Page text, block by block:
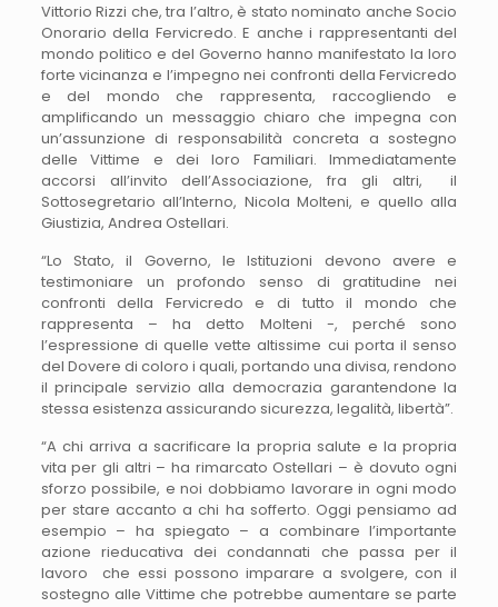
Vittorio Rizzi che, tra l’altro, è stato nominato anche Socio
Onorario della Fervicredo. E anche i rappresentanti del
mondo politico e del Governo hanno manifestato la loro
forte vicinanza e l’impegno nei confronti della Fervicredo
e del mondo che rappresenta, raccogliendo e
amplificando un messaggio chiaro che impegna con
un’assunzione di responsabilità concreta a sostegno
delle Vittime e dei loro Familiari. Immediatamente
accorsi all’invito dell’Associazione, fra gli altri, il
Sottosegretario all’Interno, Nicola Molteni, e quello alla
Giustizia, Andrea Ostellari.
“Lo Stato, il Governo, le Istituzioni devono avere e
testimoniare un profondo senso di gratitudine nei
confronti della Fervicredo e di tutto il mondo che
rappresenta – ha detto Molteni -, perché sono
l’espressione di quelle vette altissime cui porta il senso
del Dovere di coloro i quali, portando una divisa, rendono
il principale servizio alla democrazia garantendone la
stessa esistenza assicurando sicurezza, legalità, libertà”.
“A chi arriva a sacrificare la propria salute e la propria
vita per gli altri – ha rimarcato Ostellari – è dovuto ogni
sforzo possibile, e noi dobbiamo lavorare in ogni modo
per stare accanto a chi ha sofferto. Oggi pensiamo ad
esempio – ha spiegato – a combinare l’importante
azione rieducativa dei condannati che passa per il
lavoro che essi possono imparare a svolgere, con il
sostegno alle Vittime che potrebbe aumentare se parte